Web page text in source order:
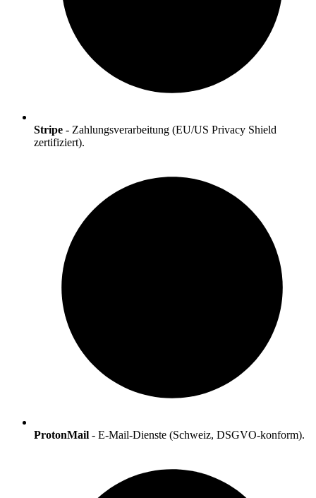
Stripe - Zahlungsverarbeitung (EU/US Privacy Shield
zertifiziert).
ProtonMail - E-Mail-Dienste (Schweiz, DSGVO-konform).